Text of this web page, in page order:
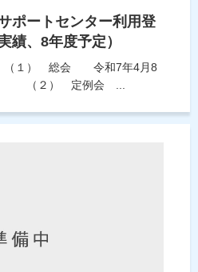
ポートセンター利用登
績、8年度予定）
（１） 総会 令和7年4月8
（２） 定例会 ...